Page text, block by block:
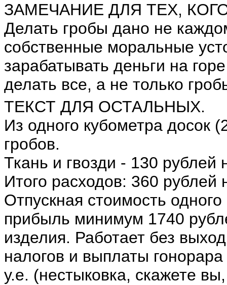
ЗАМЕЧАНИЕ ДЛЯ ТЕХ,
Делать гробы дано не
собственные моральные
зарабатывать деньги на
делать все, а не только
ТЕКСТ ДЛЯ ОСТАЛЬНЫХ.
Из одного кубометра досок
гробов.
Ткань и гвозди - 130 рублей
Итого расходов: 360 рублей
Отпускная стоимость
прибыль минимум 1740
изделия. Работает без
налогов и выплаты
у.е. (нестыковка, скажете